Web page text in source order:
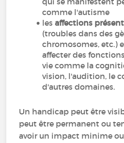
comme l'autisme
les affections
(troubles dans des
chromosomes, etc.)
affecter des
vie comme la
vision, l'audition, le
d'autres domaines.
Un handicap peut être
peut être permanent ou
avoir un impact minime